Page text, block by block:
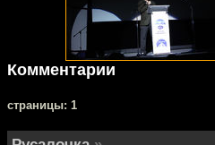
Комментарии
cтраницы: 1